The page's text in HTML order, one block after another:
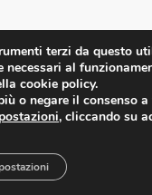
| Ufficio stampa:
terzi da questo
necessari al
cookie policy.
o negare il consenso
, cliccando su